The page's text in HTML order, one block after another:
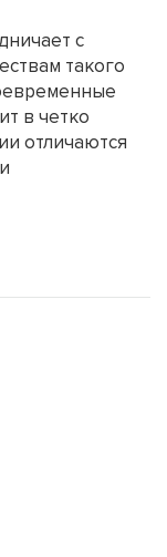
с
такого
в четко
отличаются